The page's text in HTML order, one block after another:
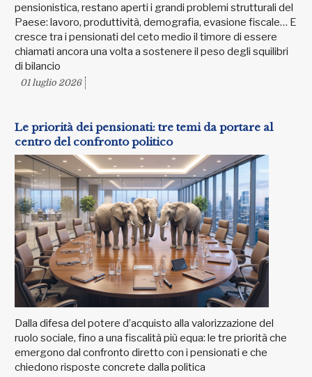
pensionistica, restano aperti i grandi problemi strutturali del
Paese: lavoro, produttività, demografia, evasione fiscale… E
cresce tra i pensionati del ceto medio il timore di essere
chiamati ancora una volta a sostenere il peso degli squilibri
di bilancio
01 luglio 2026
Le priorità dei pensionati: tre temi da portare al
centro del confronto politico
Dalla difesa del potere d’acquisto alla valorizzazione del
ruolo sociale, fino a una fiscalità più equa: le tre priorità che
emergono dal confronto diretto con i pensionati e che
chiedono risposte concrete dalla politica